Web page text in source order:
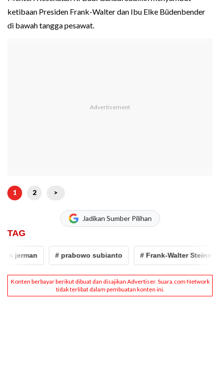
ketibaan Presiden Frank-Walter dan Ibu Elke Büdenbender
di bawah tangga pesawat.
1 2 >
Jadikan Sumber Pilihan
TAG
jerman # prabowo subianto # Frank-Walter Steinmeier